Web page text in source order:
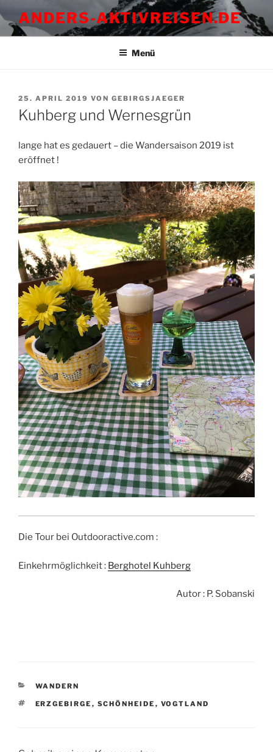
Inhalt
springen
ANDERS-AKTIVREISEN.DE
Menü
VERÖFFENTLICHT
AM
25. APRIL 2019 VON GEBIRGSJAEGER
Kuhberg und Wernesgrün
lange hat es gedauert – die Wandersaison 2019 ist
eröffnet !
Die Tour bei Outdooractive.com :
Einkehrmöglichkeit : Berghotel Kuhberg
Autor : P. Sobanski
KATEGORIEN
WANDERN
SCHLAGWÖRTER
ERZGEBIRGE , SCHÖNHEIDE , VOGTLAND